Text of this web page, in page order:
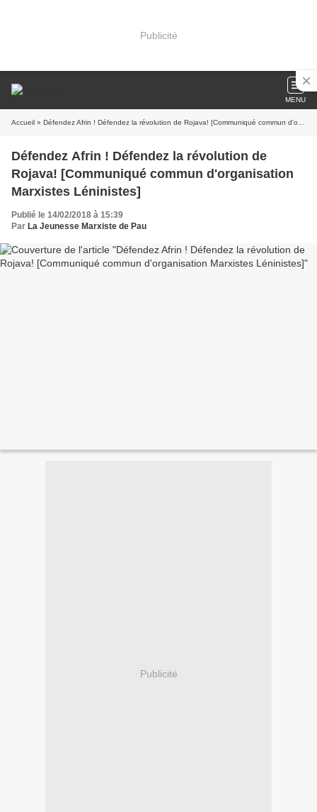
Publicité
MENU
Accueil » Défendez Afrin ! Défendez la révolution de Rojava! [Communiqué commun d'organisation Marxistes Léninistes]
Défendez Afrin ! Défendez la révolution de
Rojava! [Communiqué commun d'organisation
Marxistes Léninistes]
Publié le 14/02/2018 à 15:39
Par La Jeunesse Marxiste de Pau
Publicité